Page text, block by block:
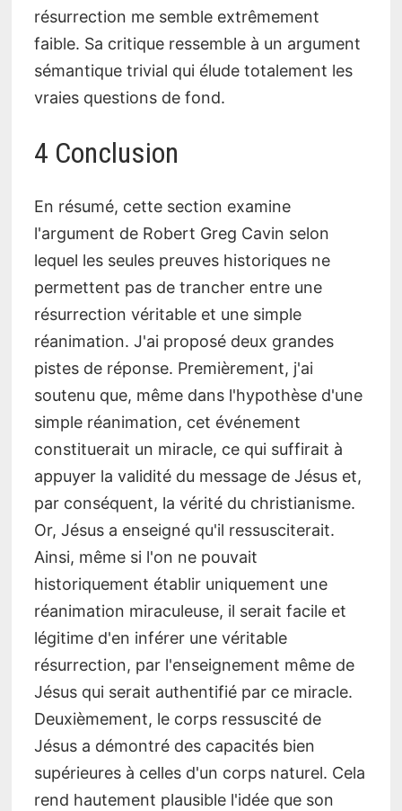
résurrection me semble extrêmement
faible. Sa critique ressemble à un argument
sémantique trivial qui élude totalement les
vraies questions de fond.
4 Conclusion
En résumé, cette section examine
l'argument de Robert Greg Cavin selon
lequel les seules preuves historiques ne
permettent pas de trancher entre une
résurrection véritable et une simple
réanimation. J'ai proposé deux grandes
pistes de réponse. Premièrement, j'ai
soutenu que, même dans l'hypothèse d'une
simple réanimation, cet événement
constituerait un miracle, ce qui suffirait à
appuyer la validité du message de Jésus et,
par conséquent, la vérité du christianisme.
Or, Jésus a enseigné qu'il ressusciterait.
Ainsi, même si l'on ne pouvait
historiquement établir uniquement une
réanimation miraculeuse, il serait facile et
légitime d'en inférer une véritable
résurrection, par l'enseignement même de
Jésus qui serait authentifié par ce miracle.
Deuxièmement, le corps ressuscité de
Jésus a démontré des capacités bien
supérieures à celles d'un corps naturel. Cela
rend hautement plausible l'idée que son